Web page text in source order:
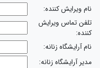
نام ویرایش کننده:
تلفن تماس ویرایش
کننده:
نام آرایشگاه زنانه:
مدیر آرایشگاه زنانه: